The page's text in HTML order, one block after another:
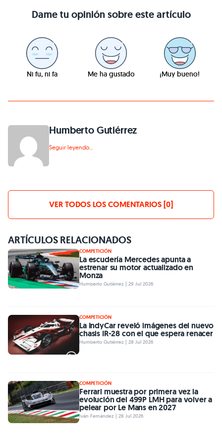
Dame tu opinión sobre este artículo
Ni fu, ni fa Me ha gustado ¡Muy bueno!
Humberto Gutiérrez
Seguir leyendo...
VER TODOS LOS COMENTARIOS [0]
ARTÍCULOS RELACIONADOS
COMPETICIÓN
La escudería Mercedes apunta a
estrenar su motor actualizado en
Monza
Humberto Gutiérrez | 29 Jul 2026
COMPETICIÓN
La IndyCar reveló imágenes del nuevo
chasis IR-28 con el que espera renacer
Humberto Gutiérrez | 28 Jul 2026
COMPETICIÓN
Ferrari muestra por primera vez la
evolución del 499P LMH para volver a
pelear por Le Mans en 2027
Iván Fernández | 28 Jul 2026